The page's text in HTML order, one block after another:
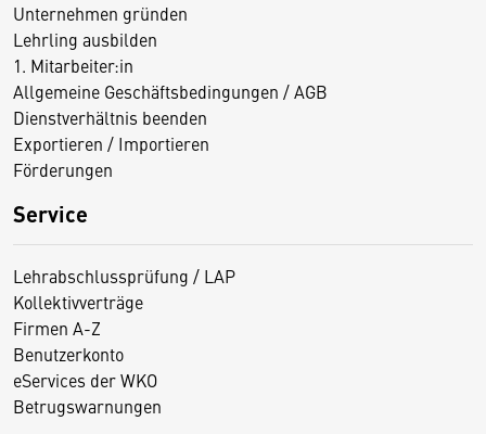
Unternehmen gründen
Lehrling ausbilden
1. Mitarbeiter:in
Allgemeine Geschäftsbedingungen / AGB
Dienstverhältnis beenden
Exportieren / Importieren
Förderungen
Service
Lehrabschlussprüfung / LAP
Kollektivverträge
Firmen A-Z
Benutzerkonto
eServices der WKO
Betrugswarnungen